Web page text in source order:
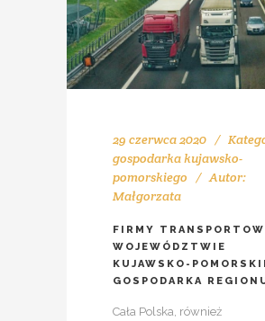
29 czerwca 2020
gospodarka kujawsko-
pomorskiego
Autor:
Małgorzata
FIRMY
WOJEWÓDZTWIE
KUJAWSKO-
GOSPODARKA
Cała Polska, również